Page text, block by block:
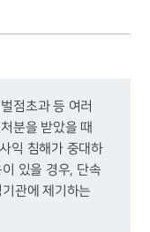
점초과 등 여러
익 침해가 중대하
있을 경우, 단속